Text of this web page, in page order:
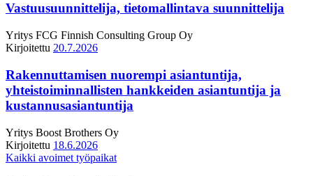
Vastuusuunnittelija, tietomallintava suunnittelija
Yritys FCG Finnish Consulting Group Oy
Kirjoitettu 20.7.2026
Rakennuttamisen nuorempi asiantuntija,
yhteistoiminnallisten hankkeiden asiantuntija ja
kustannusasiantuntija
Yritys Boost Brothers Oy
Kirjoitettu 18.6.2026
Kaikki avoimet työpaikat